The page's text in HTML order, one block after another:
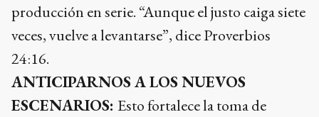
producción en serie. “Aunque el justo caiga siete
veces, vuelve a levantarse”, dice Proverbios
24:16.
ANTICIPARNOS A LOS NUEVOS
ESCENARIOS: Esto fortalece la toma de